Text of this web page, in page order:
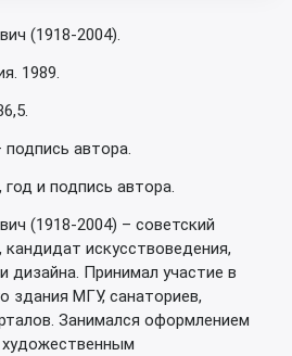
(1918-2004).
1989.
автора.
и подпись автора.
(1918-2004) – советский
кандидат искусствоведения,
дизайна. Принимал участие в
здания МГУ, санаториев,
Занимался оформлением